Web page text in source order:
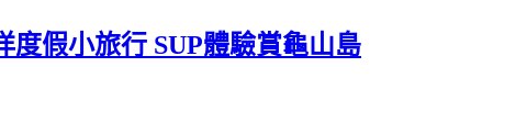
度假小旅行 SUP體驗賞龜山島